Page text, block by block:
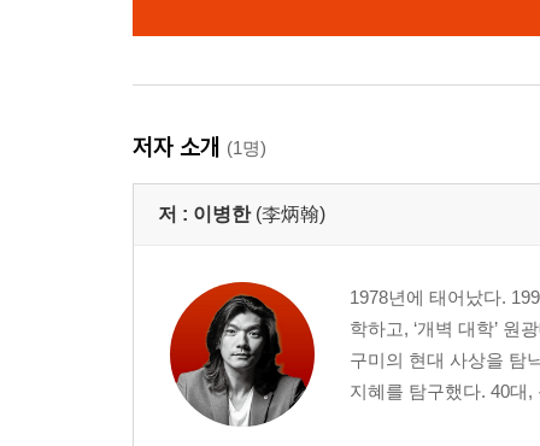
저자 소개 (1명)
저 : 이병한 (李炳翰)
1978년에 태어났다.
학하고, ‘개벽 대학’ 원
구미의 현대 사상을 탐
지혜를 탐구했다. 40대